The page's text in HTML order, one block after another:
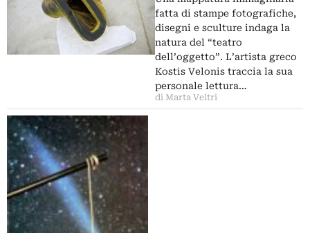
fatta di stampe fotografiche,
disegni e sculture indaga la
natura del “teatro
dell’oggetto”. L’artista greco
Kostis Velonis traccia la sua
personale lettura…
di Marta Veltri